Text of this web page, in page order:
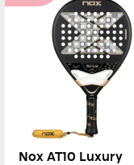
Nox AT10 Luxury